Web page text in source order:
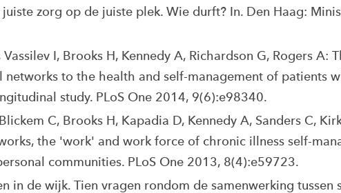
juiste zorg op de juiste plek. Wie durft? In. Den Haag:
Vassilev I, Brooks H, Kennedy A, Richardson G, Rogers A:
to the health and self-management of patients
study. PLoS One 2014, 9(6):e98340.
C, Brooks H, Kapadia D, Kennedy A, Sanders C,
the 'work' and work force of chronic illness self-
communities. PLoS One 2013, 8(4):e59723.
in de wijk. Tien vragen rondom de samenwerking tussen